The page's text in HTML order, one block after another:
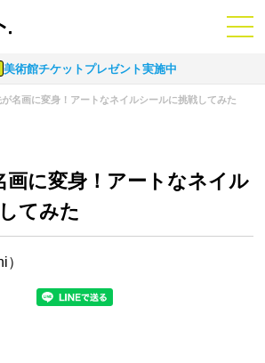
美術館チケットプレゼント実施中
名画に変身！アートなネイルシールに挑戦してみた
画に変身！アートなネイル
てみた